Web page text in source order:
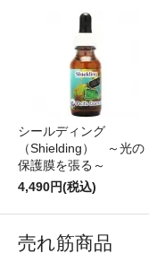
シールディング
（Shielding） ～光の
保護膜を張る～
4,490円(税込)
売れ筋商品